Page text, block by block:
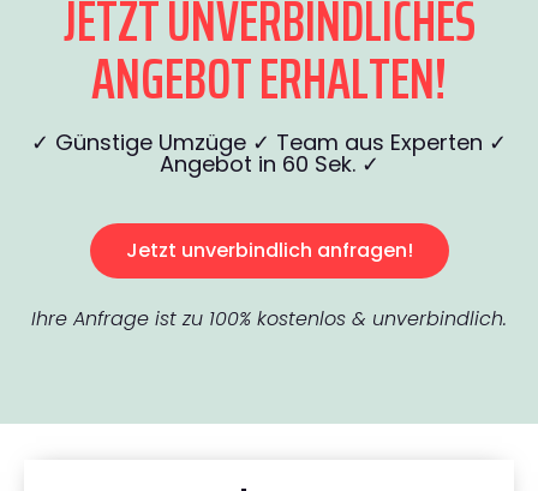
JETZT UNVERBINDLICHES
ANGEBOT ERHALTEN!
✓ Günstige Umzüge ✓ Team aus Experten ✓
Angebot in 60 Sek. ✓
Jetzt unverbindlich anfragen!
Ihre Anfrage ist zu 100% kostenlos & unverbindlich.